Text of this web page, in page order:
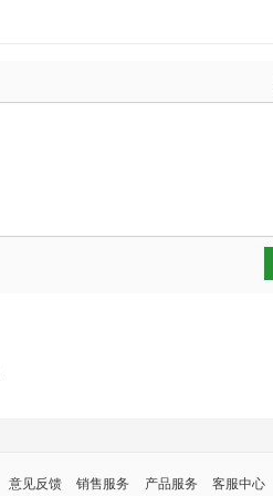
意见反馈 销售服务 产品服务 客服中心